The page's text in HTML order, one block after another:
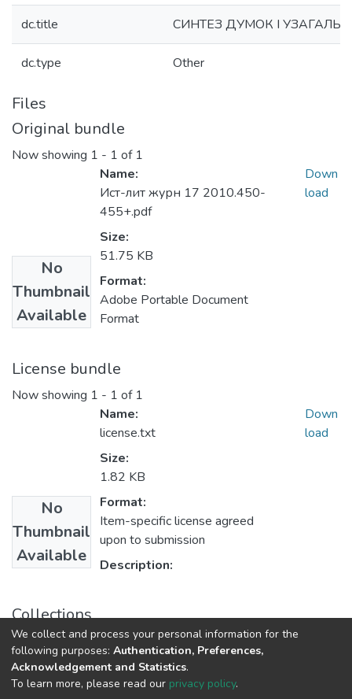
dc.title СИНТЕЗ ДУМОК І
dc.type Other
Files
Original bundle
Now showing 1 - 1 of 1
No
Thumbnail
Available
Name:
Ист-лит журн 17 2010.450-
455+.pdf
Size:
51.75 KB
Format:
Adobe Portable Document
Format
Down
load
License bundle
Now showing 1 - 1 of 1
No
Thumbnail
Available
Name:
license.txt
Size:
1.82 KB
Format:
Item-specific license agreed
upon to submission
Description:
Down
load
Collections
Історико-літературний журнал
DSpace software copyright © 2009-2026
We collect and process your personal information for the
following purposes: Authentication, Preferences,
Acknowledgement and Statistics.
To learn more, please read our privacy policy.